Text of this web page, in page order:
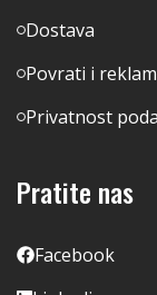
Dostava
Povrati i
Privatnost
Pratite nas
Facebook